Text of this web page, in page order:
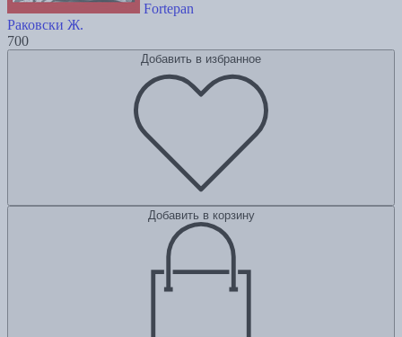
Fortepan
Раковски Ж.
700
Добавить в избранное
Добавить в корзину